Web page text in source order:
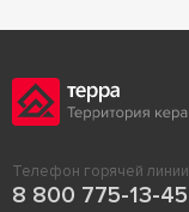
Телефон горячей линии
8 800 775-13-45